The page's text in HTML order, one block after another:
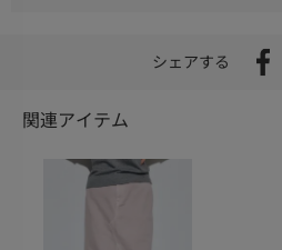
シェアする
関連アイテム